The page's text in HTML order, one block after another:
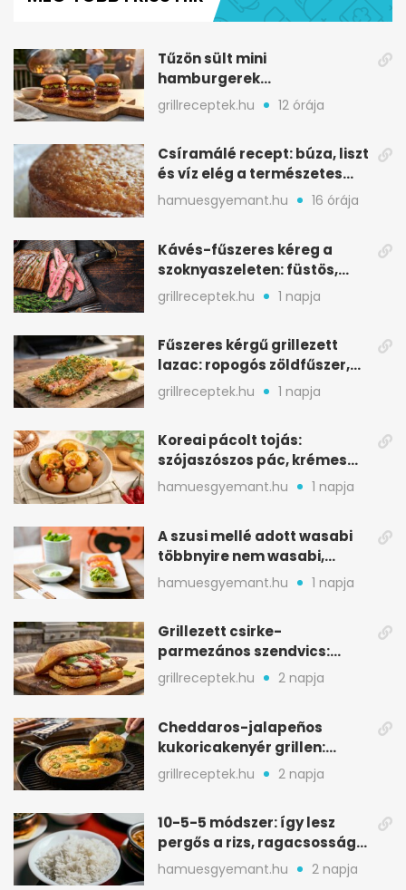
minute,
Tűzön sült mini
hamburgerek
sobrasadával: csípős-
mézes falatkák
grillreceptek.hu 12 órája
Csíramálé recept: búza, liszt
és víz elég a természetes
édességhez
hamuesgyemant.hu 16 órája
Kávés-fűszeres kéreg a
szoknyaszeleten: füstös,
csokoládés mélység
grillreceptek.hu 1 napja
Fűszeres kérgű grillezett
lazac: ropogós zöldfűszer,
szaftos belső
grillreceptek.hu 1 napja
Koreai pácolt tojás:
szójaszószos pác, krémes
sárgája, pár óra alatt
hamuesgyemant.hu 1 napja
A szusi mellé adott wasabi
többnyire nem wasabi,
hanem fűszerkeverék
hamuesgyemant.hu 1 napja
Grillezett csirke-
parmezános szendvics:
ropogós csirke, olvadó sajt
grillreceptek.hu 2 napja
Cheddaros-jalapeños
kukoricakenyér grillen:
ropogós alj, puha belső
grillreceptek.hu 2 napja
10-5-5 módszer: így lesz
pergős a rizs, ragacsosság
nélkül
hamuesgyemant.hu 2 napja